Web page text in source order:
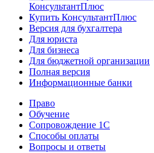
КонсультантПлюс
Купить КонсультантПлюс
Версия для бухгалтера
Для юриста
Для бизнеса
Для бюджетной организации
Полная версия
Информационные банки
Право
Обучение
Сопровождение 1С
Способы оплаты
Вопросы и ответы